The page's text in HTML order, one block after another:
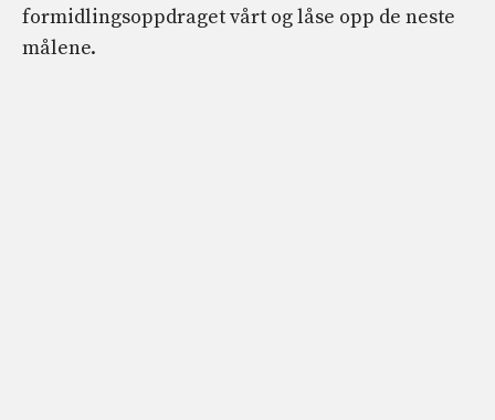
formidlingsoppdraget vårt og låse opp de neste
målene.